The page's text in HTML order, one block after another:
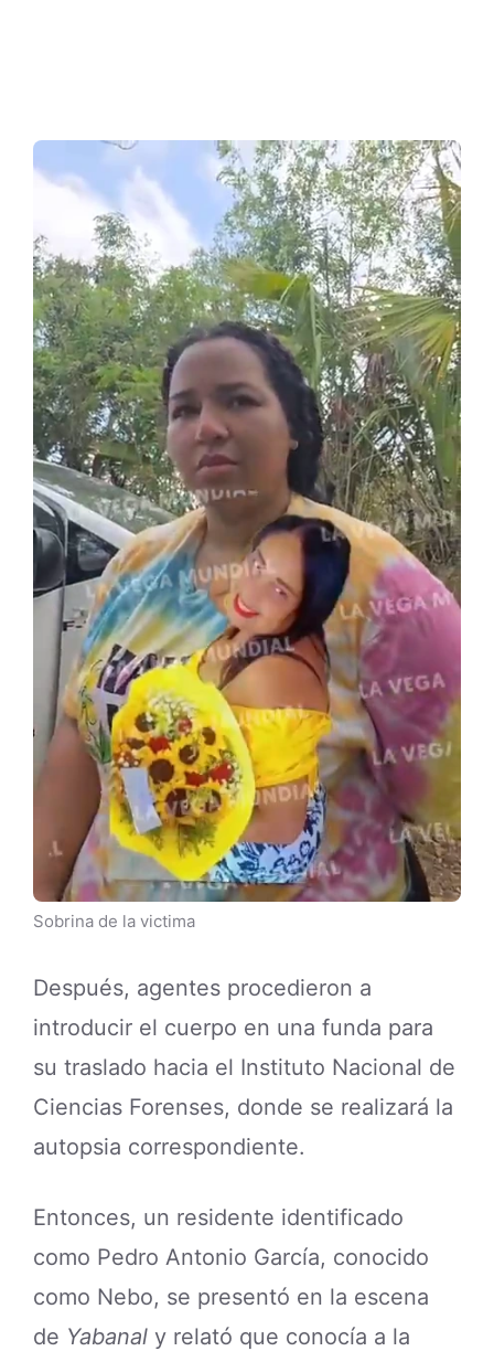
Sobrina de la victima
Después, agentes procedieron a
introducir el cuerpo en una funda para
su traslado hacia el Instituto Nacional de
Ciencias Forenses, donde se realizará la
autopsia correspondiente.
Entonces, un residente identificado
como Pedro Antonio García, conocido
como Nebo, se presentó en la escena
de Yabanal y relató que conocía a la